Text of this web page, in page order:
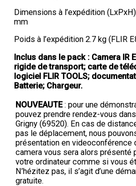
Dimensions à l’expédition
mm
Poids à l’expédition 2.7 kg (FLIR
Inclus dans le pack : Camera IR
rigide de transport; carte de
logiciel FLIR TOOLS;
Batterie; Chargeur.
NOUVEAUTE: pour une
pouvez prendre rendez-vous
Grigny (69520). En cas de
pas le déplacement, nous
présentation en videoconférence
camera vous sera alors présenté
votre ordinateur comme si vous
N’hézitez pas, il s’agit d’une
gratuite.